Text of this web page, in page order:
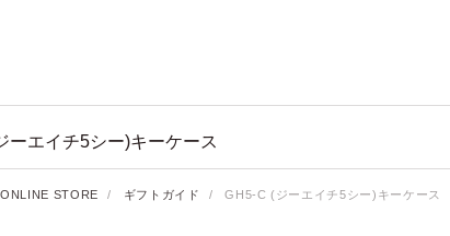
ーエイチ5シー)キーケース
ONLINE STORE / ギフトガイド / GH5-C (ジーエイチ5シー)キーケース